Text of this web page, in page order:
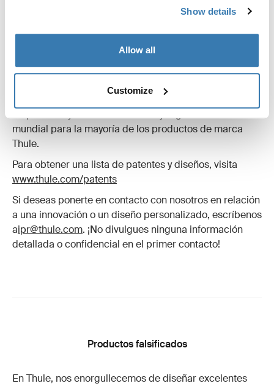
Show details
Allow all
Customize
Patente
mundial para la mayoría de los productos de marca
Thule.
Para obtener una lista de patentes y diseños, visita
www.thule.com/patents
Si deseas ponerte en contacto con nosotros en relación
a una innovación o un diseño personalizado, escríbenos
aipr@thule.com. ¡No divulgues ninguna información
detallada o confidencial en el primer contacto!
Productos falsificados
En Thule, nos enorgullecemos de diseñar excelentes